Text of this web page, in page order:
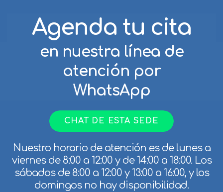
Agenda tu cita
en nuestra línea de
atención por
WhatsApp
CHAT DE ESTA SEDE
Nuestro horario de atención es de lunes a
viernes de 8:00 a 12:00 y de 14:00 a 18:00. Los
sábados de 8:00 a 12:00 y 13:00 a 16:00, y los
domingos no hay disponibilidad.